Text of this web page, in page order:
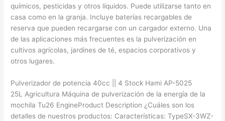
químicos, pesticidas y otros líquidos. Puede utilizarse tanto en
casa como en la granja. Incluye baterías recargables de
reserva que pueden recargarse con un cargador externo. Una
de las aplicaciones más frecuentes es la pulverización en
cultivos agrícolas, jardines de té, espacios corporativos y
otros lugares.
Pulverizador de potencia 40cc || 4 Stock Hami AP-5025
25L Agricultura Máquina de pulverización de la energía de la
mochila Tu26 EngineProduct Description ¿Cuáles son los
detalles de nuestros productos: Características: TypeSX-3WZ-